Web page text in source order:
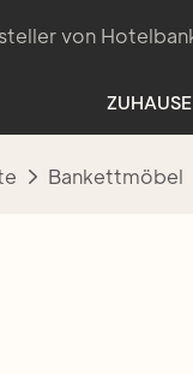
von
ZUHAUSE
Bankettmöbel